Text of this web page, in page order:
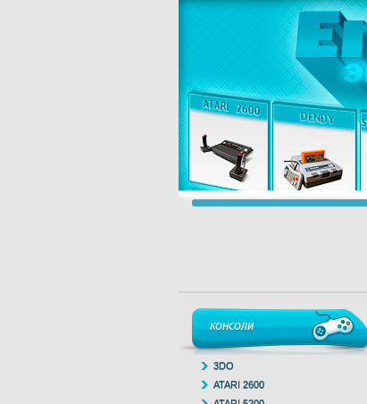
КОНСОЛИ
3DO
ATARI 2600